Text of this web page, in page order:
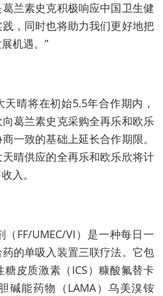
兰素史克积极响应中国卫生健
，同时也将助力我们更好地把
机遇。”
晴将在初始5.5年合作期内，
葛兰素史克采购全再乐和欧乐
一致的基础上延长合作期限。
晴供应的全再乐和欧乐欣将计
入。
FF/UMEC/VI）是一种每日一
的单吸入装置三联疗法。它包
皮质激素（ICS）糠酸氟替卡
碱能药物（LAMA）乌美溴铵